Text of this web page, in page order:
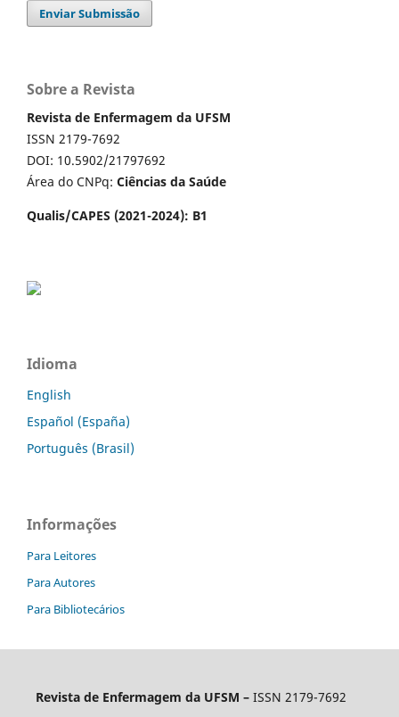
Enviar Submissão
Sobre a Revista
Revista de Enfermagem da UFSM
ISSN 2179-7692
DOI: 10.5902/21797692
Área do CNPq: Ciências da Saúde
Qualis/CAPES (2021-2024): B1
Idioma
English
Español (España)
Português (Brasil)
Informações
Para Leitores
Para Autores
Para Bibliotecários
Revista de Enfermagem da UFSM – ISSN 2179-7692